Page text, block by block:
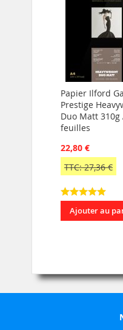
Papier Ilford
Prestige
Duo Matt 310g
feuilles
22,80 €
TTC: 27,36 €
Ajouter au